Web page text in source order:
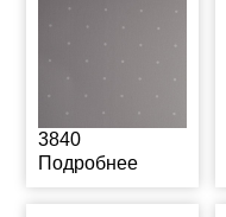
3840
Подробнее